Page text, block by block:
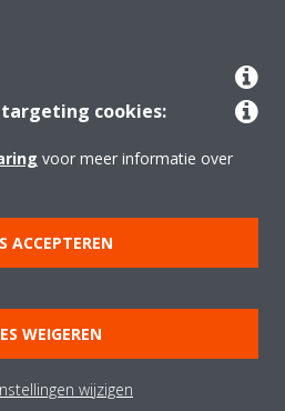
© Daikin
Cookieverklaring
Bedrijfsethiek
cookies:
voor meer informatie over
ACCEPTEREN
WEIGEREN
wijzigen